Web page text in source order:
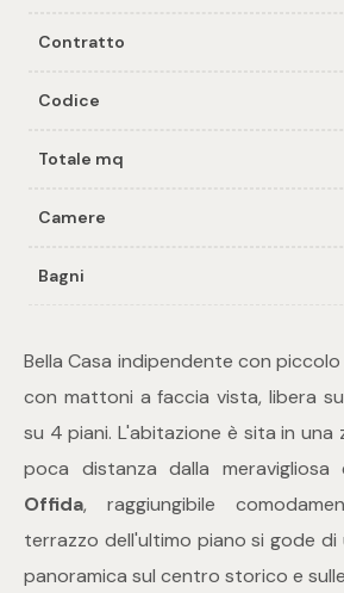
Contratto
Codice
Totale mq
Camere
Bagni
Bella Casa indipendente con
con mattoni a faccia vista, libera
su 4 piani. L'abitazione è sita in una
poca distanza dalla
Offida, raggiungibile
terrazzo dell'ultimo piano si gode di
panoramica sul centro storico e
Contattaci
-
Residenziali
Commerciali
Industriali
Terreni
Prezzo